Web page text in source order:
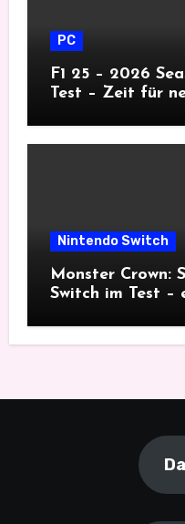
PC
F1 25 – 2026
Test – Zeit für
Nintendo Switch
Monster Crown:
Switch im Test –